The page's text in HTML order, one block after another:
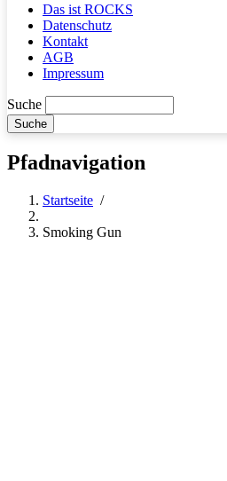
Das ist ROCKS
Datenschutz
Kontakt
AGB
Impressum
Suche
Pfadnavigation
Startseite /
Smoking Gun